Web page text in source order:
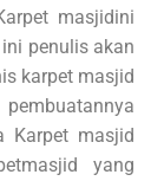
masjidini
penulis akan
karpet masjid
Karpet masjid
yang